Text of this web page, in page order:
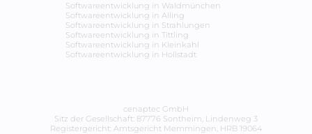
Softwareentwicklung in Waldmünchen
Softwareentwicklung in Alling
Softwareentwicklung in Strahlungen
Softwareentwicklung in Tittling
Softwareentwicklung in Kleinkahl
Softwareentwicklung in Hollstadt
cenaptec GmbH
Sitz der Gesellschaft: 87776 Sontheim, Lindenweg 3
Registergericht: Amtsgericht Memmingen, HRB 19064